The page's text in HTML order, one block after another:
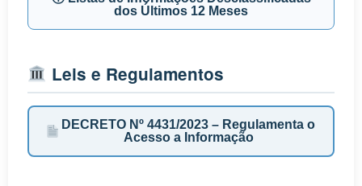
dos Últimos 12 Meses
Leis e Regulamentos
DECRETO Nº 4431/2023 – Regulamenta o
Acesso a Informação